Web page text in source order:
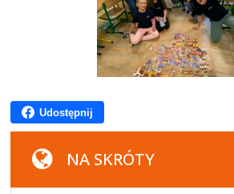
Udostępnij
NA SKRÓTY